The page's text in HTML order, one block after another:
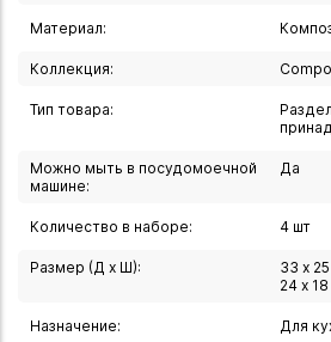
влаги, можно мыть в
неотъемлемым помощником на
Набор из 3-х разделочных досок на
Комплектация:
Доска разделочная, c желобом,
вяз
Материал:
Коллекция:
Тип товара:
Можно мыть в посудомоечной
машине:
Да
Количество в наборе: 4 шт
Размер (Д х Ш):
33 х
24 х
Назначение: Для